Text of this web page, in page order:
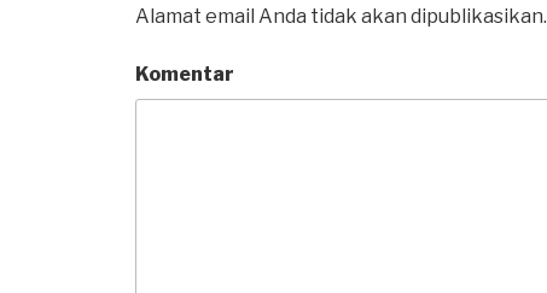
Alamat email Anda tidak akan dipublikasikan.
Komentar